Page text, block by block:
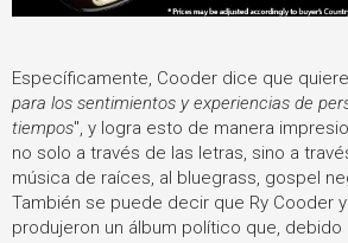
Específicamente, Cooder dice que
para los sentimientos y experiencias de
tiempos", y logra esto de manera
no solo a través de las letras, sino a
música de raíces, al bluegrass, gospel
También se puede decir que Ry Cooder
produjeron un álbum político que, debido